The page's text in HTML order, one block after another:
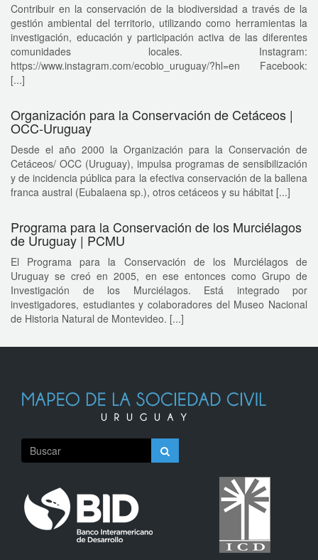
Contribuir en la conservación de la biodiversidad a través de la
gestión ambiental del territorio, utilizando como herramientas la
investigación, educación y participación activa de las diferentes
comunidades locales. Instagram:
https://www.instagram.com/ecobio_uruguay/?hl=en Facebook:
[...]
Organización para la Conservación de Cetáceos |
OCC-Uruguay
Desde el año 2000 la Organización para la Conservación de
Cetáceos/ OCC (Uruguay), impulsa programas de sensibilización
y de incidencia pública para la efectiva conservación de la ballena
franca austral (Eubalaena sp.), otros cetáceos y su hábitat [...]
Programa para la Conservación de los Murciélagos
de Uruguay | PCMU
El Programa para la Conservación de los Murciélagos de
Uruguay se creó en 2005, en ese entonces como Grupo de
Investigación de los Murciélagos. Está integrado por
investigadores, estudiantes y colaboradores del Museo Nacional
de Historia Natural de Montevideo. [...]